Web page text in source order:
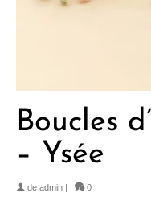
Boucles
– Ysée
de admin | 0